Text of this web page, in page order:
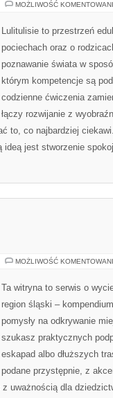
MOŻLIWOŚĆ
Lulitulisie to przestrzeń
pociechach oraz o
poznawanie świata w
którym kompetencje są
codzienne ćwiczenia
łączy rozwijanie z
to, co najbardziej
ideą jest stworzenie
MOŻLIWOŚĆ
Ta witryna to serwis o
region śląski –
pomysły na odkrywanie
szukasz praktycznych
eskapad albo dłuższych
podane przystępnie, z
uważnością dla